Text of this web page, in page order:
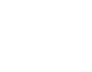
Крупнейшие
Новинки для